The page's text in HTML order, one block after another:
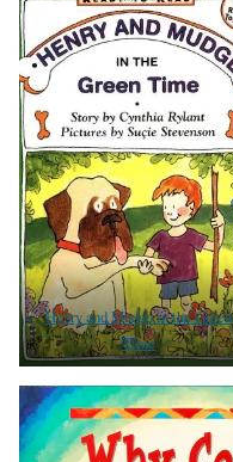
Henry and Mudge in the Green
Time